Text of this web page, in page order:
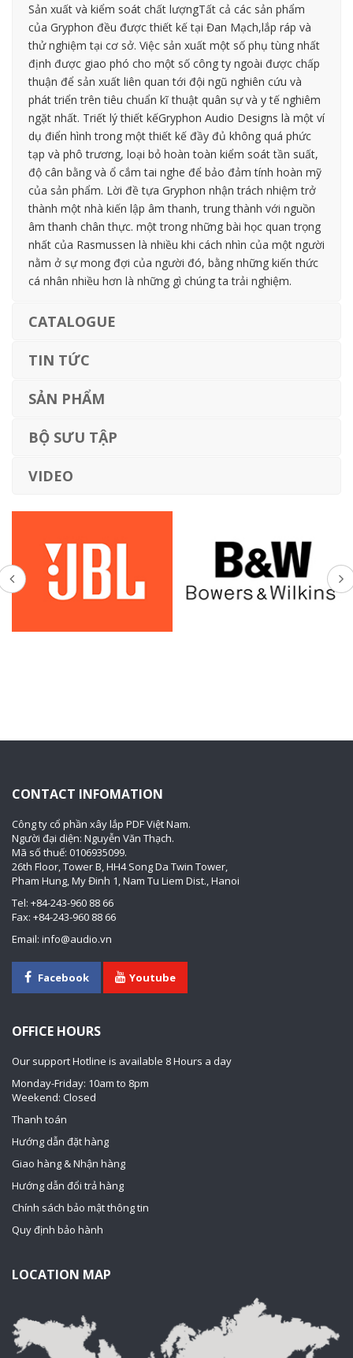
Sản xuất và kiểm soát chất lượngTất cả các sản phẩm
của Gryphon đều được thiết kế tại Đan Mạch,lắp ráp và
thử nghiệm tại cơ sở. Việc sản xuất một số phụ tùng nhất
định được giao phó cho một số công ty ngoài được chấp
thuận để sản xuất liên quan tới đội ngũ nghiên cứu và
phát triển trên tiêu chuẩn kĩ thuật quân sự và y tế nghiêm
ngặt nhất. Triết lý thiết kếGryphon Audio Designs là một ví
dụ điển hình trong một thiết kế đầy đủ không quá phức
tạp và phô trương, loại bỏ hoàn toàn kiểm soát tần suất,
độ cân bằng và ổ cắm tai nghe để bảo đảm tính hoàn mỹ
của sản phẩm. Lời đề tựa Gryphon nhận trách nhiệm trở
thành một nhà kiến lập âm thanh, trung thành với nguồn
âm thanh chân thực. một trong những bài học quan trọng
nhất của Rasmussen là nhiều khi cách nhìn của một người
nằm ở sự mong đợi của người đó, bằng những kiến thức
cá nhân nhiều hơn là những gì chúng ta trải nghiệm.
CATALOGUE
TIN TỨC
SẢN PHẨM
BỘ SƯU TẬP
VIDEO
CONTACT INFOMATION
Công ty cổ phần xây lắp PDF Việt Nam.
Người đại diện: Nguyễn Văn Thạch.
Mã số thuế: 0106935099.
26th Floor, Tower B, HH4 Song Da Twin Tower,
Pham Hung, My Đinh 1, Nam Tu Liem Dist., Hanoi
Tel: +84-243-960 88 66
Fax: +84-243-960 88 66
Email: info@audio.vn
Facebook Youtube
OFFICE HOURS
Our support Hotline is available 8 Hours a day
Monday-Friday: 10am to 8pm
Weekend: Closed
Thanh toán
Hướng dẫn đặt hàng
Giao hàng & Nhận hàng
Hướng dẫn đổi trả hàng
Chính sách bảo mật thông tin
Quy định bảo hành
LOCATION MAP